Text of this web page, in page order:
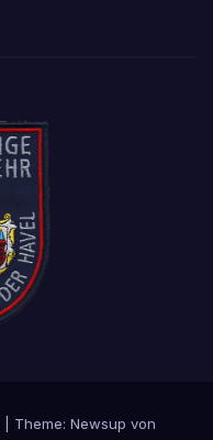
Theme: Newsup von